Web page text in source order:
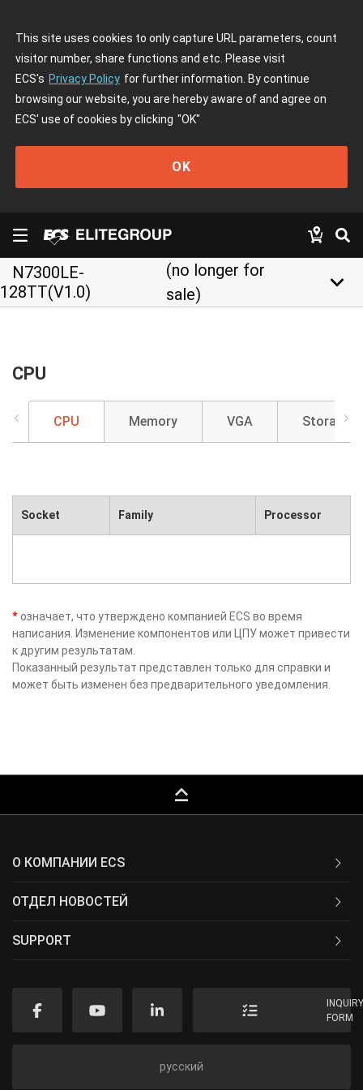
This site uses cookies to only capture URL parameters, count
visitor number, share functions and etc. Please visit
ECS's Privacy Policy for further information. By continue
browsing our website, you are hereby aware of and agree on
ECS' use of cookies by clicking "OK"
OK
N7300LE-
128TT(V1.0)
(no longer for
sale)
keyboard_arrow_down
CPU
CPU Memory VGA Storage
Socket Family Processor
* означает, что утверждено компанией ECS во время
написания. Изменение компонентов или ЦПУ может привести
к другим результатам.
Показанный результат представлен только для справки и
может быть изменен без предварительного уведомления.
keyboard_capslock
О КОМПАНИИ ECS
ОТДЕЛ НОВОСТЕЙ
SUPPORT
FORM
русский